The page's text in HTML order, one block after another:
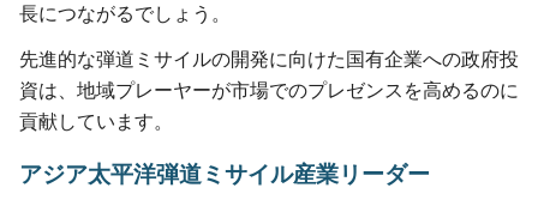
長につながるでしょう。
先進的な弾道ミサイルの開発に向けた国有企業への政府投
資は、地域プレーヤーが市場でのプレゼンスを高めるのに
貢献しています。
アジア太平洋弾道ミサイル産業リーダー